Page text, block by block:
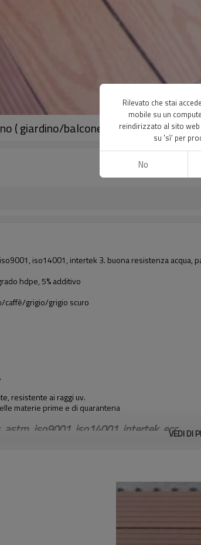
( giardino/balcone/cortile )
iso14001, intertek 3. buona resistenza acqua,
hdpe, 5% additivo
grigio/grigio scuro
resistente ai raggi uv.
materie prime e di quarantena
astm, iso9001, iso14001, intertek, ecc
gli sprechi, rende estremamente efficiente costo;
VEDI DI
Rilevato che stai
mobile su un
reindirizzato al sito
su 'sì' per
No